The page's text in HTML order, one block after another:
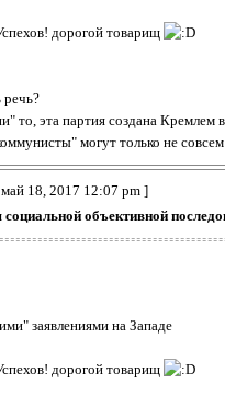
дорогой товарищ
то, эта партия создана Кремлем
могут только не
18, 2017 12:07 pm ]
социальной объективной
заявлениями на Западе
дорогой товарищ